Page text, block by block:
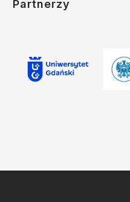
Partnerzy